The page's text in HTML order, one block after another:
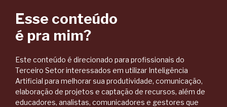
Esse conteúdo
é pra mim?
Este conteúdo é direcionado para profissionais do
Terceiro Setor interessados em utilizar Inteligência
Artificial para melhorar sua produtividade, comunicação,
elaboração de projetos e captação de recursos, além de
educadores, analistas, comunicadores e gestores que